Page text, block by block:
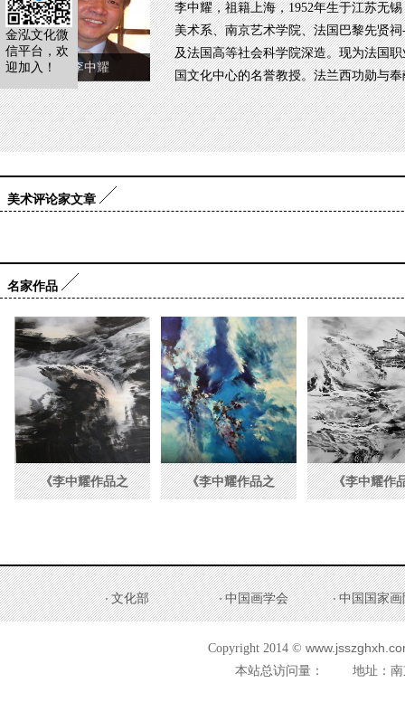
李中耀
李中耀，祖籍上海，1952年生于江苏无
美术系、南京艺术学院、法国巴黎先贤
及法国高等社会科学院深造。现为法国
国文化中心的名誉教授。法兰西功勋与
美术评论家文章
名家作品
《李中耀作品之 《李中耀作品之 《李中耀作
文化部 中国画学会 中国国家画
Copyright 2014 ©
本站总访问量： 地址：南
金泓文化微
信平台，欢
迎加入！